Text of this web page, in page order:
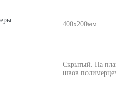
400х200мм
Скрытый. На
швов